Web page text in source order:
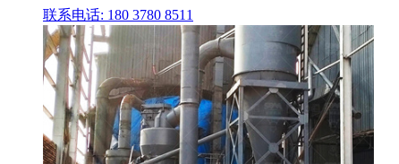
联系电话: 180 3780 8511